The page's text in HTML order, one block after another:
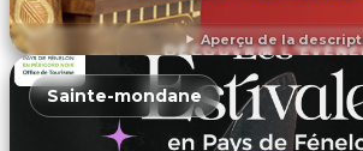
Aperçu de la
DÉCOUVRIR
Sainte-mondane